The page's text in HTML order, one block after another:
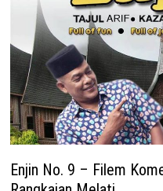
Enjin No. 9 – Filem